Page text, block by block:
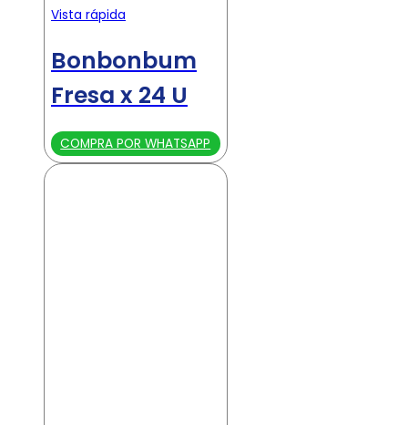
Vista rápida
Bonbonbum
Fresa x 24 U
COMPRA POR WHATSAPP